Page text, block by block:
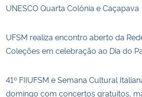
UNESCO Quarta Colônia e Caçapava
UFSM realiza encontro aberto da
Coleções em celebração ao Dia do
41º FIIUFSM e Semana Cultural
domingo com concertos gratuitos,